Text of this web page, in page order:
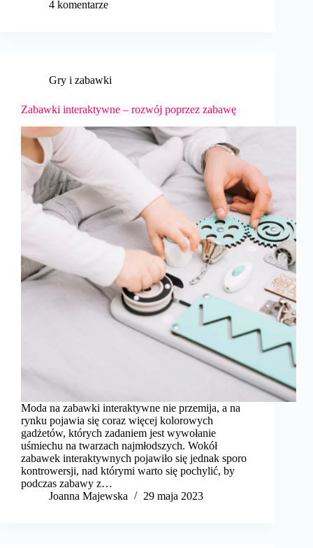
4 komentarze
Gry i zabawki
Zabawki interaktywne – rozwój poprzez zabawę
Moda na zabawki interaktywne nie przemija, a na
rynku pojawia się coraz więcej kolorowych
gadżetów, których zadaniem jest wywołanie
uśmiechu na twarzach najmłodszych. Wokół
zabawek interaktywnych pojawiło się jednak sporo
kontrowersji, nad którymi warto się pochylić, by
podczas zabawy z…
Joanna Majewska
29 maja 2023